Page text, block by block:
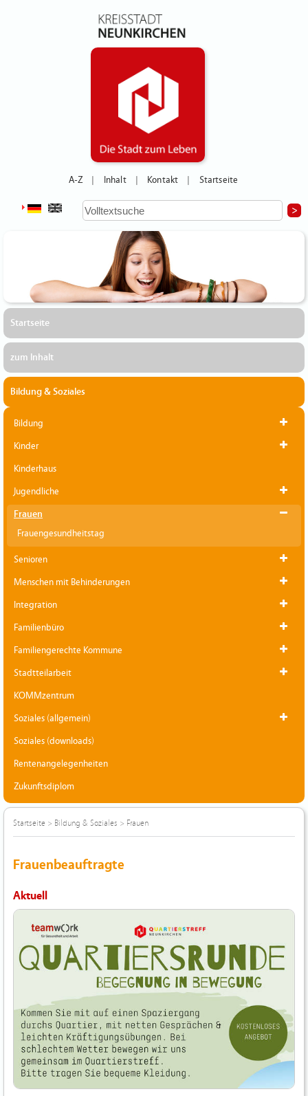
A-Z Inhalt Kontakt Startseite
Startseite
zum Inhalt
Bildung & Soziales
Bildung
Kinder
Kinderhaus
Jugendliche
Frauen
Frauengesundheitstag
Senioren
Menschen mit Behinderungen
Integration
Familienbüro
Familiengerechte Kommune
Stadtteilarbeit
KOMMzentrum
Soziales (allgemein)
Soziales (downloads)
Rentenangelegenheiten
Zukunftsdiplom
Startseite > Bildung & Soziales > Frauen
Frauenbeauftragte
Aktuell